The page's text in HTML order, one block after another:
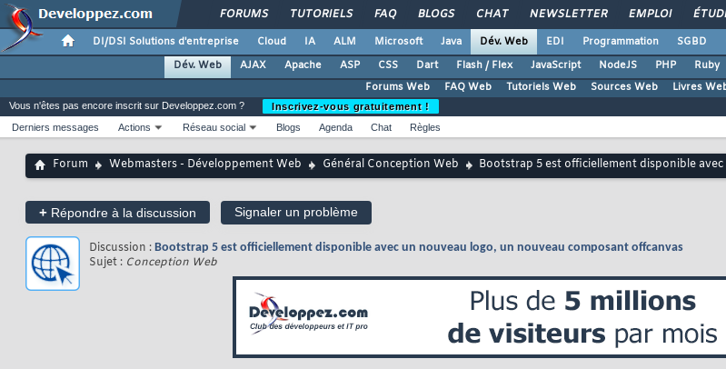
FORUMS TUTORIELS FAQ BLOGS CHAT NEWSLETTER EMPLOI
DI/DSI Solutions d'entreprise Cloud IA ALM Microsoft Java Dév. Web EDI Programmation SGBD
Dév. Web
AJAX Apache ASP CSS Dart Flash / Flex JavaScript NodeJS PHP Ruby
Forums Web
FAQ Web Tutoriels Web Sources Web Livres
Vous n'êtes pas encore inscrit sur Developpez.com ?
Inscrivez-vous gratuitement !
Derniers messages
Actions Réseau social Blogs Agenda Chat Règles
Forum Webmasters - Développement Web Général Conception Web Bootstrap 5 est officiellement disponible
+ Répondre à la discussion Signaler un problème
Discussion : Bootstrap 5 est officiellement disponible avec un nouveau logo, un nouveau composant offcanvas
Sujet : Conception Web